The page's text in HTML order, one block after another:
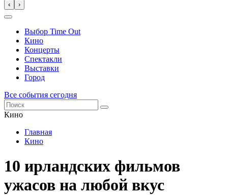
‹ ›
Выбор Time Out
Кино
Концерты
Спектакли
Выставки
Город
Все события сегодня
Кино
Главная
Кино
10 ирландских фильмов
ужасов на любой вкус